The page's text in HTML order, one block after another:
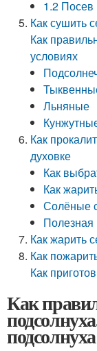
1.2 Посев
Как сушить
Как
условиях
Льняные
Как
духовке
Как
Как
Солёные
Как жарить
Как
Как
Как